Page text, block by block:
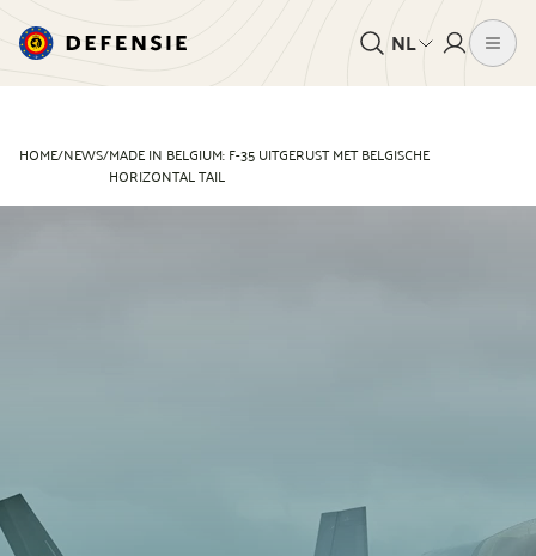
NL
HOME/NEWS/MADE IN BELGIUM: F-35 UITGERUST MET BELGISCHE
HORIZONTAL TAIL